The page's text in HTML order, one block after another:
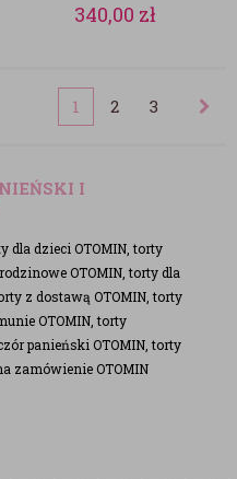
340,00 zł
1 2 3
I
dla dzieci OTOMIN, torty
OTOMIN, torty dla
z dostawą OTOMIN, torty
OTOMIN, torty
panieński OTOMIN, torty
zamówienie OTOMIN